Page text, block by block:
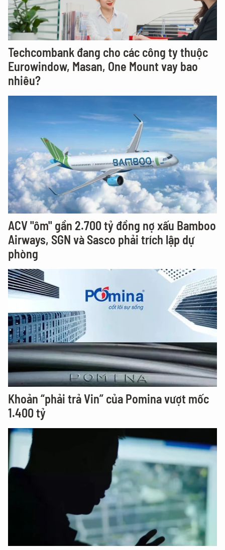
Techcombank đang cho các công ty thuộc
Eurowindow, Masan, One Mount vay bao
nhiêu?
ACV "ôm" gần 2.700 tỷ đồng nợ xấu Bamboo
Airways, SGN và Sasco phải trích lập dự
phòng
Khoản “phải trả Vin” của Pomina vượt mốc
1.400 tỷ